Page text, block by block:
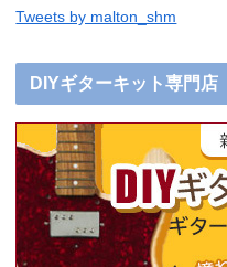
Tweets by malton_shm
DIYギターキット専門店